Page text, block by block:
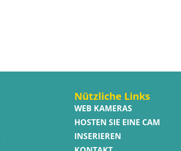
Nützliche Links
WEB KAMERAS
HOSTEN SIE EINE CAM
INSERIEREN